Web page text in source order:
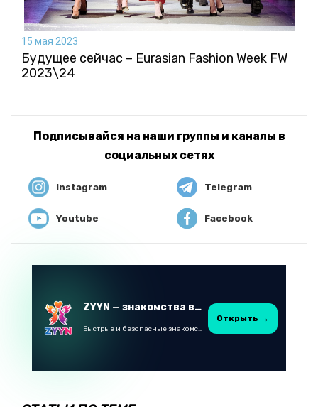
15 мая 2023
Будущее сейчас – Eurasian Fashion Week FW
2023\24
Подписывайся на наши группы и каналы в
социальных сетях
Instagram Telegram
Youtube Facebook
ZYYN — знакомства в Казахстане
Быстрые и безопасные знакомства в Telegram
Открыть →